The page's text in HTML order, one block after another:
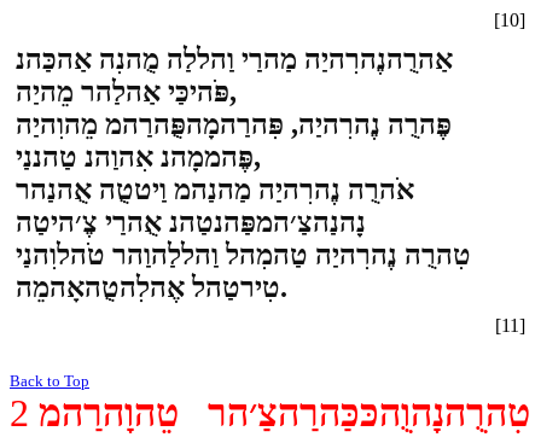
[10]
אַהרֻהנֶהרִהיַה מַהרַי וַהללַה מֻהנִה אַהכַּהנ
פֹּהיכַּי אַהלַהר מֵהיַה,
פֶּהרֻה נֶהרִהיַה, פִּהרַהמָהפֻּהרַהמ מֵהוִהיַה
פֶּהממָהנ אִהוַהנ טַהננַי,
אֹהרֻה נֶהרִהיַה מַהנַהמ וַיטטֻה אֻהנַהר
נָהנַהצַ׳המפַּהנטַהנ אֻהרַי צֶ׳היטַה
טִהרֻה נֶהרִהיַה טַהמִהל וַהללַהוַהר טֹהלוִהנַי
טִירטַהל אֶהלִהטֻהאָהמֵה.
[11]
Back to Top
2 טִהרֻהנָהוֻהכּכַּהרַהצַ׳הר טֵהוָהרַהמ